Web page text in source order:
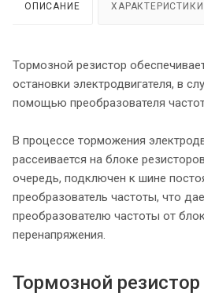
ОПИСАНИЕ ХАРАКТЕРИСТИКИ
Тормозной резистор
остановки электродвигателя, в
помощью преобразователя
В процессе торможения
рассеивается на блоке
очередь, подключен к шине
преобразователь частоты, что
преобразователю частоты от
перенапряжения.
Тормозной